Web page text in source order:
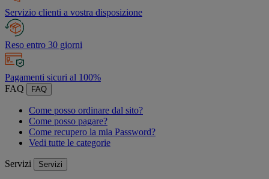
Servizio clienti a vostra disposizione
Reso entro 30 giorni
Pagamenti sicuri al 100%
FAQ
FAQ
Come posso ordinare dal sito?
Come posso pagare?
Come recupero la mia Password?
Vedi tutte le categorie
Servizi Servizi